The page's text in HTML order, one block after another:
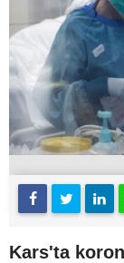
Kars'ta